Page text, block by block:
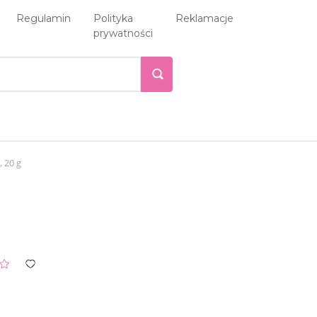
Regulamin
Polityka
prywatności
Reklamacje
20 g